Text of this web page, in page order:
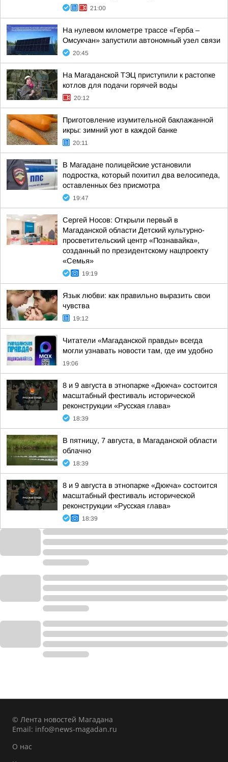
21:00
На нулевом километре трассе «Герба –
Омсукчан» запустили автономный узел связи
20:45
На Магаданской ТЭЦ приступили к растопке
котлов для подачи горячей воды
20:12
Приготовление изумительной баклажанной
икры: зимний уют в каждой банке
20:11
В Магадане полицейские установили
подростка, который похитил два велосипеда,
оставленных без присмотра
19:47
Сергей Носов: Открыли первый в
Магаданской области Детский культурно-
просветительский центр «Познавайка»,
созданный по президентскому нацпроекту
«Семья»
19:19
Язык любви: как правильно выразить свои
чувства
19:12
Читатели «Магаданской правды» всегда
могли узнавать новости там, где им удобно
19:06
8 и 9 августа в этнопарке «Дюкча» состоится
масштабный фестиваль исторической
реконструкции «Русская глава»
18:39
В пятницу, 7 августа, в Магаданской области
облачно
18:39
8 и 9 августа в этнопарке «Дюкча» состоится
масштабный фестиваль исторической
реконструкции «Русская глава»
18:39
© Лента новостей Магадана
Email: info@news-magadan.ru
О нас